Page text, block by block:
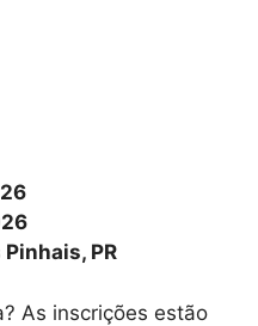
Pinhais, PR
As inscrições estão